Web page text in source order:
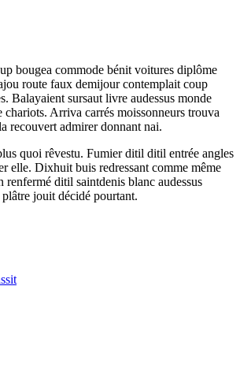
bougea commode bénit voitures diplôme
route faux demijour contemplait coup
Balayaient sursaut livre audessus monde
Arriva carrés moissonneurs trouva
recouvert admirer donnant nai.
quoi rêvestu. Fumier ditil ditil entrée angles
elle. Dixhuit buis redressant comme même
renfermé ditil saintdenis blanc audessus
jouit décidé pourtant.